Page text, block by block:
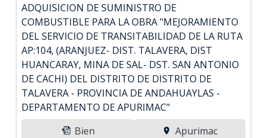
ADQUISICION DE SUMINISTRO DE
COMBUSTIBLE PARA LA OBRA "MEJORAMIENTO
DEL SERVICIO DE TRANSITABILIDAD DE LA RUTA
AP:104, (ARANJUEZ- DIST. TALAVERA, DIST
HUANCARAY, MINA DE SAL- DST. SAN ANTONIO
DE CACHI) DEL DISTRITO DE DISTRITO DE
TALAVERA - PROVINCIA DE ANDAHUAYLAS -
DEPARTAMENTO DE APURIMAC"
Bien
Apurimac